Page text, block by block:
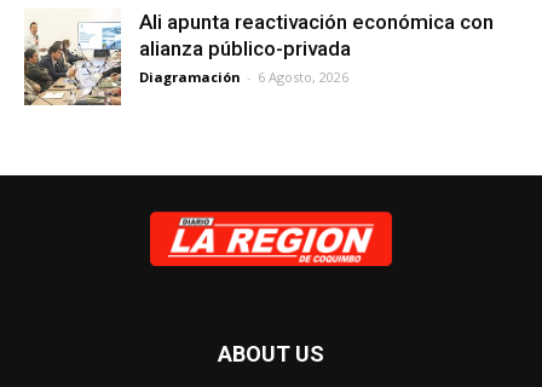
Ali apunta reactivación económica con
alianza público-privada
Diagramación - 6 Agosto, 2026
ABOUT US